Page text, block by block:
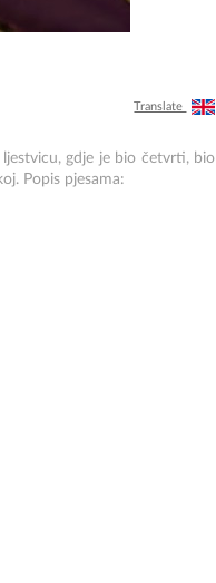
Translate
gdje je bio četvrti, bio
Popis pjesama: